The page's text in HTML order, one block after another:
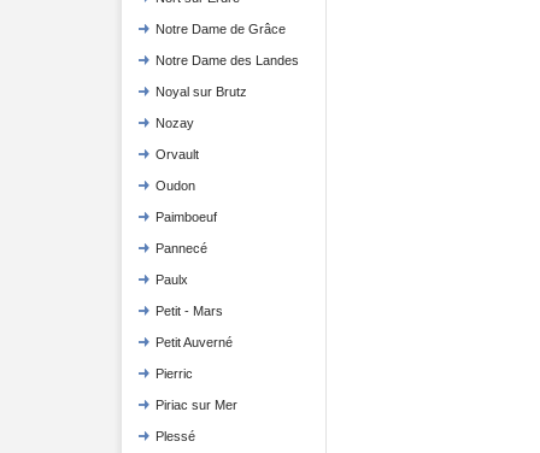
Notre Dame de Grâce
Notre Dame des Landes
Noyal sur Brutz
Nozay
Orvault
Oudon
Paimboeuf
Pannecé
Paulx
Petit - Mars
Petit Auverné
Pierric
Piriac sur Mer
Plessé